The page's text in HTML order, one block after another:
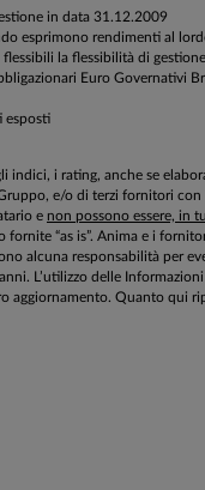
in data 31.12.2009
esprimono rendimenti al
la flessibilità di
Euro Governativi
esposti
indici, i rating, anche se
e/o di terzi fornitori
e non possono essere, in
fornite “as is”. Anima e i
alcuna responsabilità per
L’utilizzo delle
aggiornamento. Quanto qui